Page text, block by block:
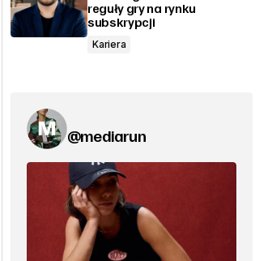
reguły gry na rynku
subskrypcji
Kariera
@mediarun